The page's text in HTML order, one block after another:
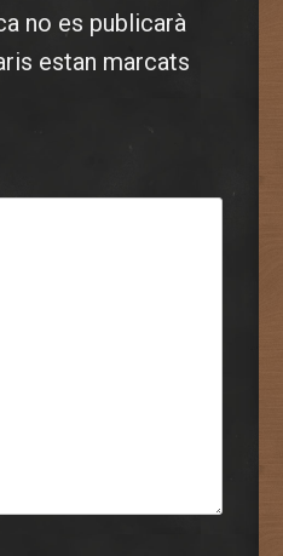
no es publicarà
estan marcats